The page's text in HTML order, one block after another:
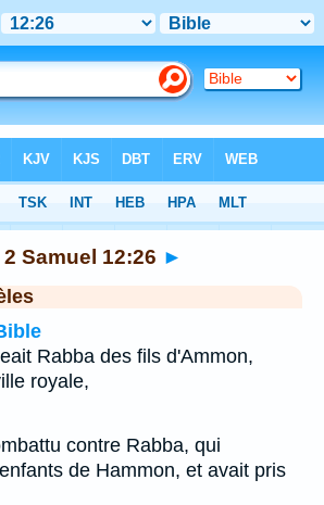
2 Samuel 12:26 ►
Rabba des fils d'Ammon,
royale,
contre Rabba, qui
de Hammon, et avait pris